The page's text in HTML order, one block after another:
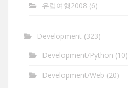
유럽여행2008 (6)
Development (323)
Development/Python (10)
Development/Web (20)